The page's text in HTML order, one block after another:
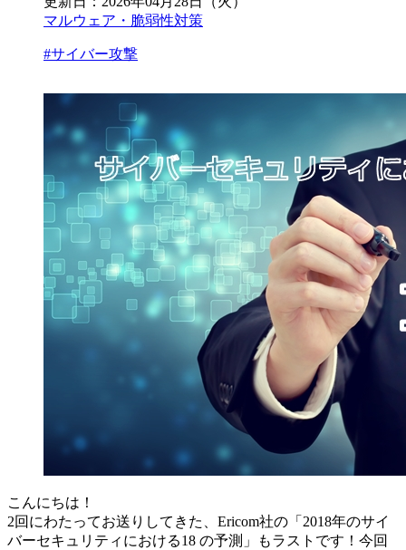
マルウェア・脆弱性対策
#サイバー攻撃
こんにちは！
2回にわたってお送りしてきた、Ericom社の「2018年のサイ
バーセキュリティにおける18 の予測」もラストです！今回